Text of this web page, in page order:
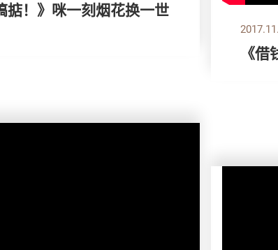
掂！》咪一刻烟花换一世
《